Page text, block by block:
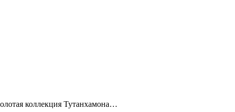
коллекция Тутанхамона…